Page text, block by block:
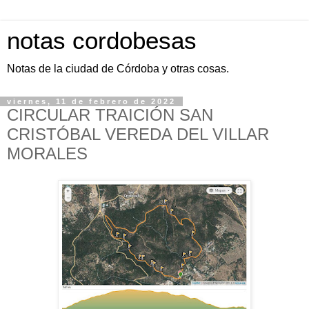
notas cordobesas
Notas de la ciudad de Córdoba y otras cosas.
viernes, 11 de febrero de 2022
CIRCULAR TRAICIÓN SAN
CRISTÓBAL VEREDA DEL VILLAR
MORALES